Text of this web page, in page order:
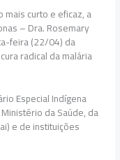
mais curto e eficaz, a
– Dra. Rosemary
feira (22/04) da
radical da malária
Especial Indígena
da Saúde, da
e de instituições